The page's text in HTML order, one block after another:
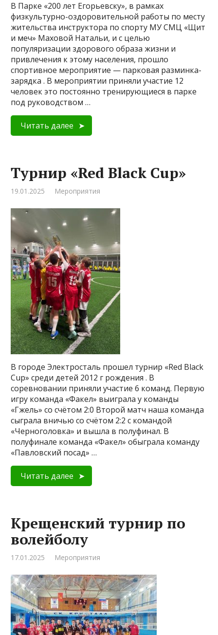
В Парке «200 лет Егорьевску», в рамках
физкультурно-оздоровительной работы по месту
жительства инструктора по спорту МУ СМЦ «Щит
и меч» Маховой Натальи, и с целью
популяризации здорового образа жизни и
привлечения к этому населения, прошло
спортивное мероприятие — парковая разминка-
зарядка . В мероприятии приняли участие 12
человек это постоянно тренирующиеся в парке
под руководством …
Читать далее
Турнир «Red Black Cup»
19.01.2025 Мероприятия
В городе Электросталь прошел турнир «Red Black
Cup» среди детей 2012 г рождения . В
соревновании приняли участие 6 команд. Первую
игру команда «Факел» выиграла у команды
«Гжель» со счётом 2:0 Второй матч наша команда
сыграла вничью со счётом 2:2 с командой
«Черноголовка» и вышла в полуфинал. В
полуфинале команда «Факел» обыграла команду
«Павловский посад» …
Читать далее
Крещенский турнир по
волейболу
17.01.2025 Мероприятия